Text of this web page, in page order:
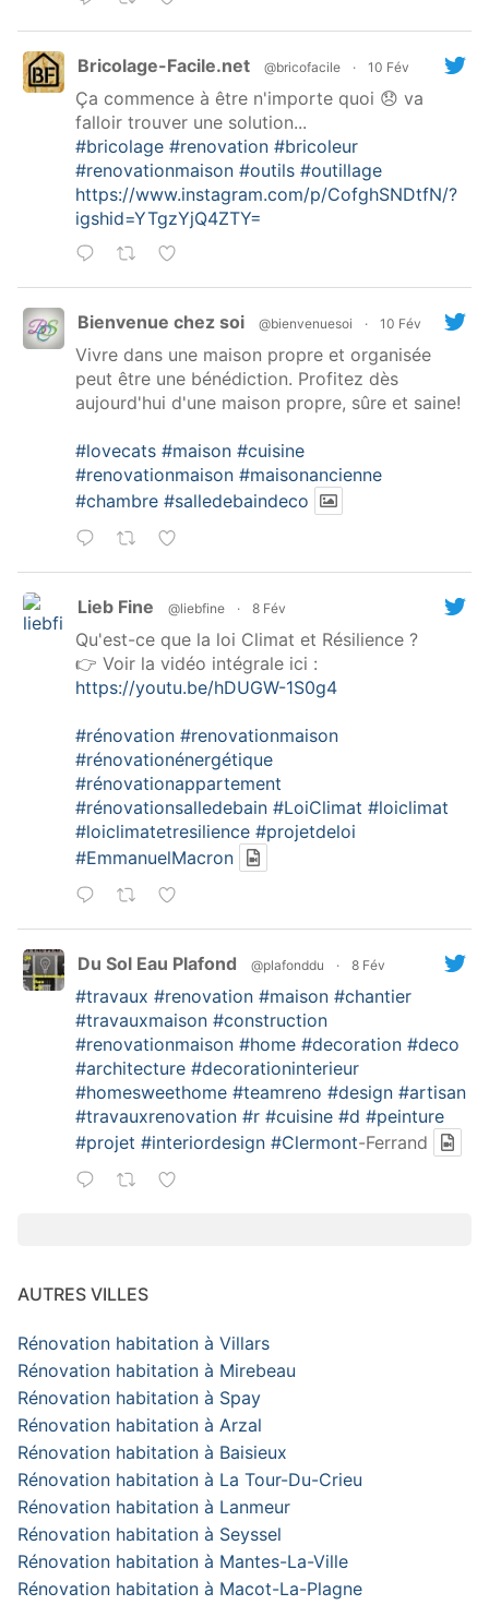
Bricolage-Facile.net @bricofacile · 10 Fév
Ça commence à être n'importe quoi 😞 va
falloir trouver une solution...
#bricolage #renovation #bricoleur
#renovationmaison #outils #outillage
https://www.instagram.com/p/CofghSNDtfN/?
igshid=YTgzYjQ4ZTY=
Bienvenue chez soi @bienvenuesoi · 10 Fév
Vivre dans une maison propre et organisée
peut être une bénédiction. Profitez dès
aujourd'hui d'une maison propre, sûre et saine!
#lovecats #maison #cuisine
#renovationmaison #maisonancienne
#chambre #salledebaindeco
Lieb Fine @liebfine · 8 Fév
Qu'est-ce que la loi Climat et Résilience ?
👉 Voir la vidéo intégrale ici :
https://youtu.be/hDUGW-1S0g4
#rénovation #renovationmaison
#rénovationénergétique
#rénovationappartement
#rénovationsalledebain #LoiClimat #loiclimat
#loiclimatetresilience #projetdeloi
#EmmanuelMacron
Du Sol Eau Plafond @plafonddu · 8 Fév
#travaux #renovation #maison #chantier
#travauxmaison #construction
#renovationmaison #home #decoration #deco
#architecture #decorationinterieur
#homesweethome #teamreno #design #artisan
#travauxrenovation #r #cuisine #d #peinture
#projet #interiordesign #Clermont-Ferrand
AUTRES VILLES
Rénovation habitation à Villars
Rénovation habitation à Mirebeau
Rénovation habitation à Spay
Rénovation habitation à Arzal
Rénovation habitation à Baisieux
Rénovation habitation à La Tour-Du-Crieu
Rénovation habitation à Lanmeur
Rénovation habitation à Seyssel
Rénovation habitation à Mantes-La-Ville
Rénovation habitation à Macot-La-Plagne